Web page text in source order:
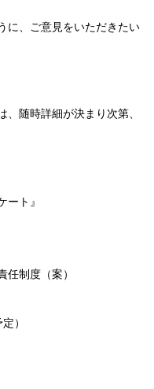
に、ご意見をいただきたい
随時詳細が決まり次第、
ート』
任制度（案）
）